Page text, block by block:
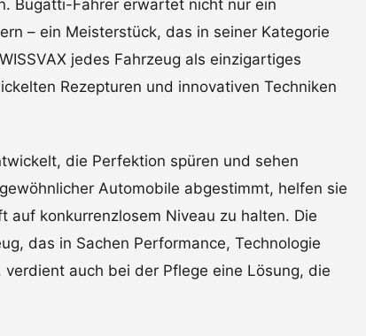
Bugatti-Fahrer erwartet nicht nur ein
– ein Meisterstück, das in seiner Kategorie
jedes Fahrzeug als einzigartiges
Rezepturen und innovativen Techniken
die Perfektion spüren und sehen
Automobile abgestimmt, helfen sie
konkurrenzlosem Niveau zu halten. Die
das in Sachen Performance, Technologie
auch bei der Pflege eine Lösung, die